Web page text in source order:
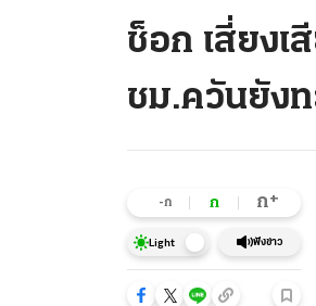
ช็อก เสี่ยงเ
ชม.ควันยัง
-ก ก ก+
Light ฟังข่าว